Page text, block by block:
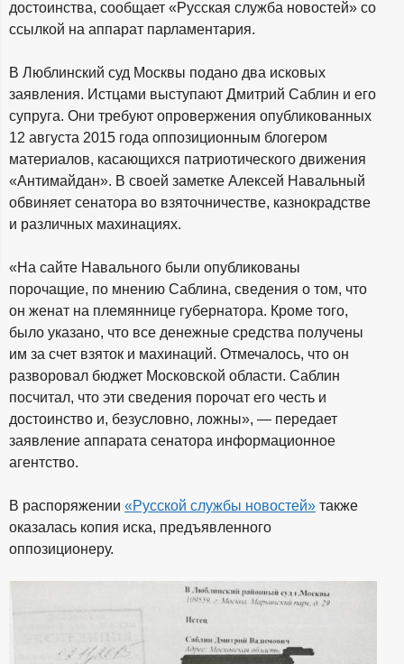
н
ф
о
р
м
ц
и
о
н
н
ы
й
п
достоинства, сообщает «Русская служба новостей» со
ссылкой на аппарат парламентария.
В Люблинский суд Москвы подано два исковых
заявления. Истцами выступают Дмитрий Саблин и его
супруга. Они требуют опровержения опубликованных
12 августа 2015 года оппозиционным блогером
материалов, касающихся патриотического движения
«Антимайдан». В своей заметке Алексей Навальный
обвиняет сенатора во взяточничестве, казнокрадстве
и различных махинациях.
«На сайте Навального были опубликованы
порочащие, по мнению Саблина, сведения о том, что
он женат на племяннице губернатора. Кроме того,
было указано, что все денежные средства получены
им за счет взяток и махинаций. Отмечалось, что он
разворовал бюджет Московской области. Саблин
посчитал, что эти сведения порочат его честь и
достоинство и, безусловно, ложны», — передает
заявление аппарата сенатора информационное
агентство.
В распоряжении «Русской службы новостей» также
оказалась копия иска, предъявленного
оппозиционеру.